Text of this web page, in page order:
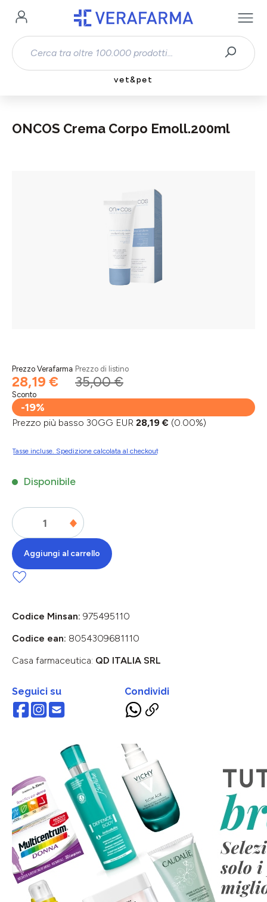
Passa al contenuto principale
vet&pet
ONCOS Crema Corpo Emoll.200ml
Prezzo Verafarma
28,19 €
Prezzo di listino
35,00 €
Sconto
-19%
Prezzo più basso 30GG EUR 28,19 € (0.00%)
Tasse incluse. Spedizione calcolata al checkout
Disponibile
Aggiungi al carrello
Codice Minsan: 975495110
Codice ean: 8054309681110
Casa farmaceutica: QD ITALIA SRL
Seguici su Condividi